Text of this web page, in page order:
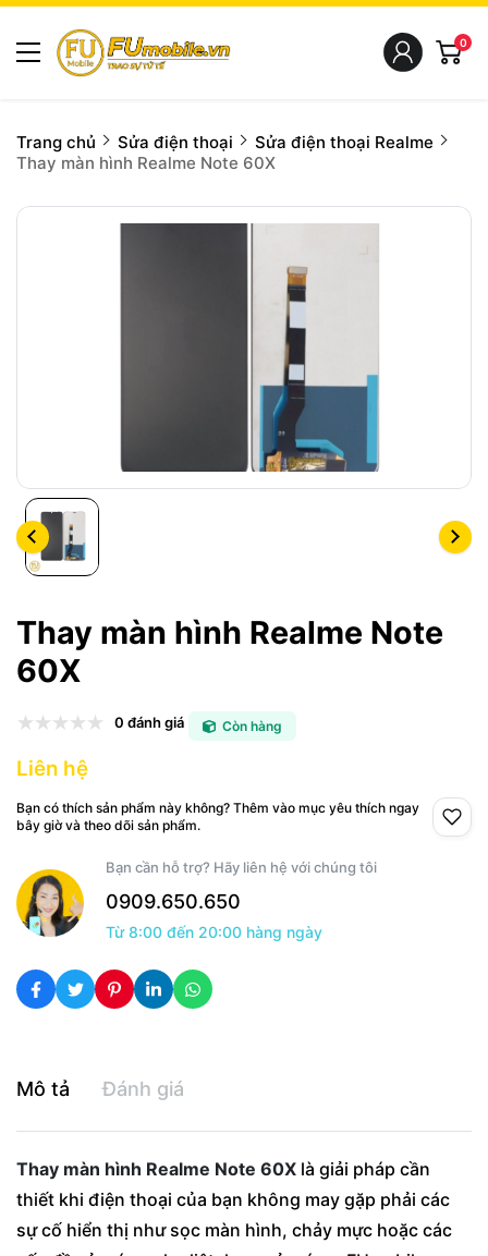
0
Trang chủ Sửa điện thoại
Sửa điện thoại Realme
Thay màn hình Realme Note 60X
Thay màn hình Realme Note
60X
0 đánh giá Còn hàng
Liên hệ
Bạn có thích sản phẩm này không? Thêm vào mục yêu thích ngay
bây giờ và theo dõi sản phẩm.
Bạn cần hỗ trợ? Hãy liên hệ với chúng tôi
0909.650.650
Từ 8:00 đến 20:00 hàng ngày
Mô tả Đánh giá
Thay màn hình Realme Note 60X là giải pháp cần
thiết khi điện thoại của bạn không may gặp phải các
sự cố hiển thị như sọc màn hình, chảy mực hoặc các